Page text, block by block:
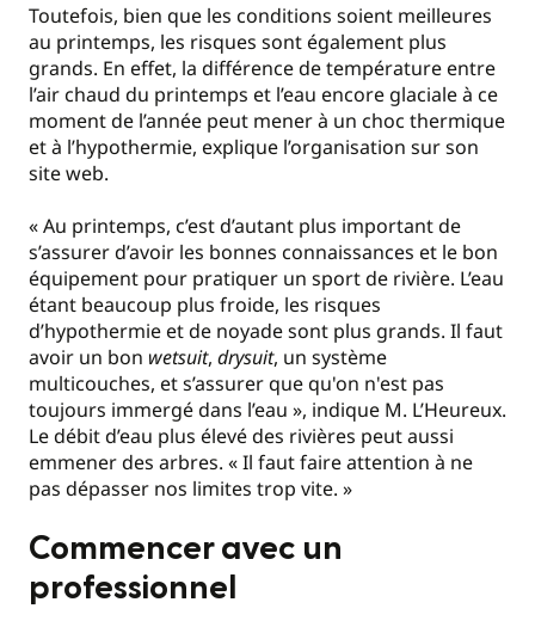
Toutefois, bien que les conditions soient meilleures
au printemps, les risques sont également plus
grands. En effet, la différence de température entre
l’air chaud du printemps et l’eau encore glaciale à ce
moment de l’année peut mener à un choc thermique
et à l’hypothermie, explique l’organisation sur son
site web.
« Au printemps, c’est d’autant plus important de
s’assurer d’avoir les bonnes connaissances et le bon
équipement pour pratiquer un sport de rivière. L’eau
étant beaucoup plus froide, les risques
d’hypothermie et de noyade sont plus grands. Il faut
avoir un bon wetsuit, drysuit, un système
multicouches, et s’assurer que qu'on n'est pas
toujours immergé dans l’eau », indique M. L’Heureux.
Le débit d’eau plus élevé des rivières peut aussi
emmener des arbres. « Il faut faire attention à ne
pas dépasser nos limites trop vite. »
Commencer avec un
professionnel